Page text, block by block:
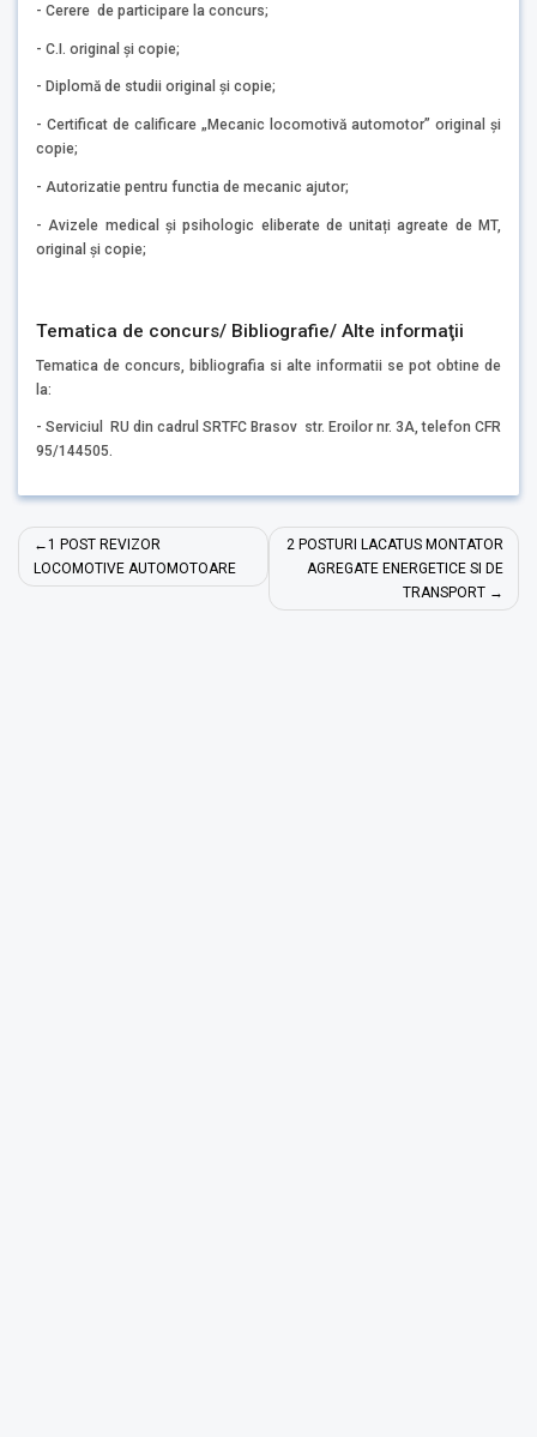
- Cerere de participare la concurs;
- C.I. original şi copie;
- Diplomă de studii original şi copie;
- Certificat de calificare „Mecanic locomotivă automotor” original şi
copie;
- Autorizatie pentru functia de mecanic ajutor;
- Avizele medical și psihologic eliberate de unitați agreate de MT,
original și copie;
Tematica de concurs/ Bibliografie/ Alte informaţii
Tematica de concurs, bibliografia si alte informatii se pot obtine de
la:
- Serviciul RU din cadrul SRTFC Brasov str. Eroilor nr. 3A, telefon CFR
95/144505.
Navigare
în
1 POST REVIZOR
LOCOMOTIVE AUTOMOTOARE
2 POSTURI LACATUS MONTATOR
AGREGATE ENERGETICE SI DE
TRANSPORT